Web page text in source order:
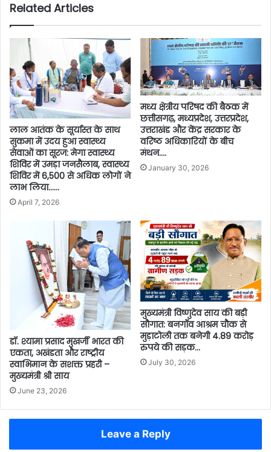
Related Articles
लाल आतंक के सूर्यास्त के साथ
सुकमा में उदय हुआ स्वास्थ्य
सेवाओं का सूरज: मेगा स्वास्थ्य
शिविर में उमड़ा जनसैलाब, स्वास्थ्य
शिविर में 6,500 से अधिक लोगों ने
लाभ लिया……
April 7, 2026
मध्य क्षेत्रीय परिषद की बैठक में
छत्तीसगढ़, मध्यप्रदेश, उत्तरप्रदेश,
उत्तराखंड और केंद्र सरकार के
वरिष्ठ अधिकारियों के बीच
मंथन….
January 30, 2026
डॉ. श्यामा प्रसाद मुखर्जी भारत की
एकता, अखंडता और राष्ट्रीय
स्वाभिमान के सशक्त प्रहरी –
मुख्यमंत्री श्री साय
June 23, 2026
मुख्यमंत्री विष्णुदेव साय की बड़ी
सौगात: बनगाँव आश्रम चौक से
मुड़ाटोली तक बनेगी 4.89 करोड़
रुपये की सड़क…
July 30, 2026
Leave a Reply